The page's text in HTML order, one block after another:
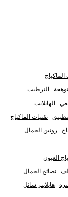
الماكياج
الترطيب
الهايلايت
تقنيات الماكياج
روتين الجمال
العيون
نصائح الجمال
هايلايتر سائل